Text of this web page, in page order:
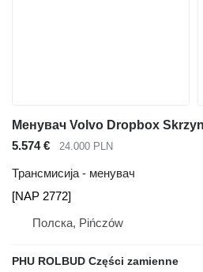
5.574 € 24.000 PLN
Трансмисија - менувач
[NAP 2772]
Полска, Pińczów
PHU ROLBUD Części zamienne